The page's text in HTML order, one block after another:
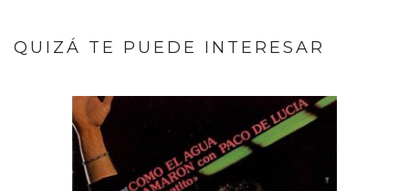
QUIZÁ TE PUEDE INTERESAR